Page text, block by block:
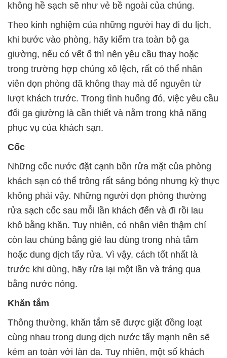
không hề sạch sẽ như vẻ bề ngoài của chúng.
Theo kinh nghiệm của những người hay đi du lịch,
khi bước vào phòng, hãy kiểm tra toàn bộ ga
giường, nếu có vết ố thì nên yêu cầu thay hoặc
trong trường hợp chúng xô lệch, rất có thể nhân
viên dọn phòng đã không thay mà để nguyên từ
lượt khách trước. Trong tình huống đó, việc yêu cầu
đổi ga giường là cần thiết và nằm trong khả năng
phục vụ của khách sạn.
Cốc
Những cốc nước đặt cạnh bồn rửa mặt của phòng
khách sạn có thể trông rất sáng bóng nhưng kỳ thực
không phải vậy. Những người dọn phòng thường
rửa sạch cốc sau mỗi lần khách đến và đi rồi lau
khô bằng khăn. Tuy nhiên, có nhân viên thậm chí
còn lau chúng bằng giẻ lau dùng trong nhà tắm
hoặc dung dịch tẩy rửa. Vì vậy, cách tốt nhất là
trước khi dùng, hãy rửa lại một lần và tráng qua
bằng nước nóng.
Khăn tắm
Thông thường, khăn tắm sẽ được giặt đồng loạt
cùng nhau trong dung dịch nước tẩy mạnh nên sẽ
kém an toàn với làn da. Tuy nhiên, một số khách